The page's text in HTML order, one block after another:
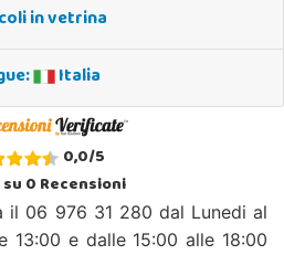
in vetrina
Italia
0,0/5
0Recensioni
il 06 976 31 280 dal Lunedi al
13:00 e dalle 15:00 alle 18:00